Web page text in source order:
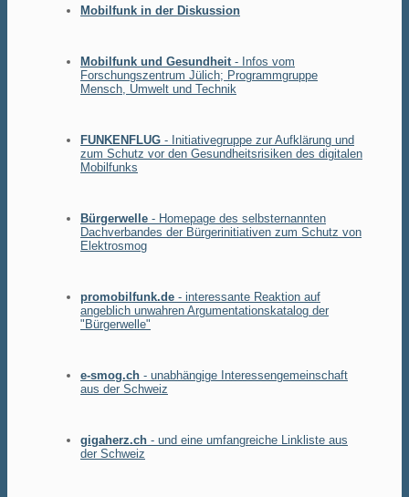
Mobilfunk in der Diskussion
Mobilfunk und Gesundheit- Infos vom
Forschungszentrum Jülich; Programmgruppe
Mensch, Umwelt und Technik
FUNKENFLUG - Initiativegruppe zur Aufklärung und
zum Schutz vor den Gesundheitsrisiken des digitalen
Mobilfunks
Bürgerwelle - Homepage des selbsternannten
Dachverbandes der Bürgerinitiativen zum Schutz von
Elektrosmog
promobilfunk.de - interessante Reaktion auf
angeblich unwahren Argumentationskatalog der
"Bürgerwelle"
e-smog.ch - unabhängige Interessengemeinschaft
aus der Schweiz
gigaherz.ch - und eine umfangreiche Linkliste aus
der Schweiz